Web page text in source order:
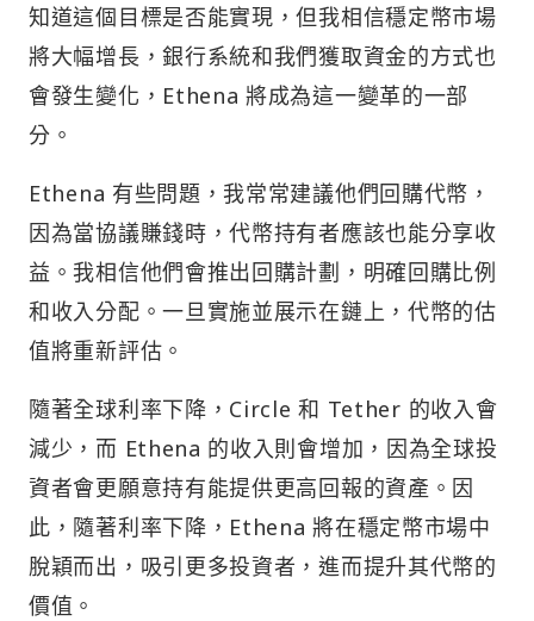
知道這個目標是否能實現，但我相信穩定幣市場
將大幅增長，銀行系統和我們獲取資金的方式也
會發生變化，Ethena 將成為這一變革的一部
分。
Ethena 有些問題，我常常建議他們回購代幣，
因為當協議賺錢時，代幣持有者應該也能分享收
益。我相信他們會推出回購計劃，明確回購比例
和收入分配。一旦實施並展示在鏈上，代幣的估
值將重新評估。
隨著全球利率下降，Circle 和 Tether 的收入會
減少，而 Ethena 的收入則會增加，因為全球投
資者會更願意持有能提供更高回報的資產。因
此，隨著利率下降，Ethena 將在穩定幣市場中
脫穎而出，吸引更多投資者，進而提升其代幣的
價值。